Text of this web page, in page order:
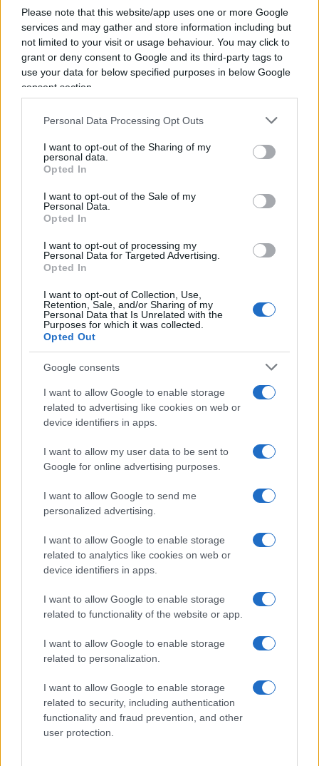
Please note that this website/app uses one or more Google
services and may gather and store information including but
not limited to your visit or usage behaviour. You may click to
grant or deny consent to Google and its third-party tags to
use your data for below specified purposes in below Google
consent section.
Personal Data Processing Opt Outs
I want to opt-out of the Sharing of my
personal data.
Opted In
I want to opt-out of the Sale of my
Personal Data.
Opted In
I want to opt-out of processing my
Personal Data for Targeted Advertising.
Opted In
I want to opt-out of Collection, Use,
Retention, Sale, and/or Sharing of my
Personal Data that Is Unrelated with the
Purposes for which it was collected.
Opted Out
Google consents
I want to allow Google to enable storage
related to advertising like cookies on web or
device identifiers in apps.
I want to allow my user data to be sent to
Google for online advertising purposes.
I want to allow Google to send me
personalized advertising.
I want to allow Google to enable storage
related to analytics like cookies on web or
device identifiers in apps.
I want to allow Google to enable storage
related to functionality of the website or app.
I want to allow Google to enable storage
related to personalization.
I want to allow Google to enable storage
related to security, including authentication
functionality and fraud prevention, and other
user protection.
Ancora, sul lato dei partiti, abbiamo una chiara
rappresentazione di come il tanto ventilato
“effetto Schlein” di questi mesi sia soltanto una
favola.Fratelli d’Italia cresce ancorae si attesta
al 29,6 per cento, mentre al secondo posto il Pd
per cento. Un vero e propriosmacco
permette al Movimento 5 Stelle di accorciare il
deficit, che ora dista circa 4 punti percentuali: 19,4
Il dato diventa ancora più interessante se
andiamo a guardare i risultati delle elezioni
politiche dello scorse settembre 2022. Il Partito
fermò a quasi 5 milioni e mezzo di voti, pari al
19,04 per cento. Oggi, cambia solo uno zero ed il
risultato rimane quasi invariato
appunto. Letta però lasciava il Pd a “soli” 6 punti
percentuali da Giorgia Meloni. Ora, il divario è
invece di circa 10.
Per approfondire:
Sondaggi, Elly come Letta: per Schlein è
La sfida Meloni-Schlein: chi vince? cosa dicono
i sondaggi
Lieve incremento anche per la Lega di
Salvini,in crescita dello 0,1 per cento che
permette di sfiorare il 9 per cento dei consensi
(più precisamente, il Carroccio si ferma all’8,9);
mentre le brutte notizie arrivano in casa azzurra,
dove Forza Italia perde quasi un punto
percentuale, scendendo a quota 6 per cento.